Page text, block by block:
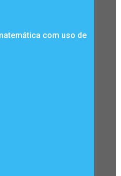
com uso de